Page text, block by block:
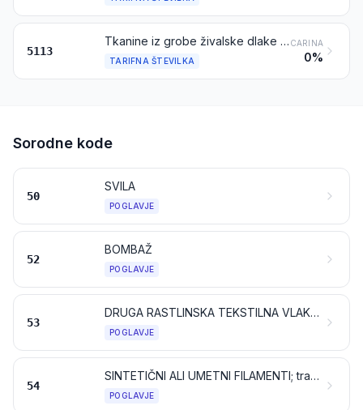
5113
Tkanine iz grobe živalske dlake ali konjske žime
TARIFNA ŠTEVILKA
CARINA
0%
Sorodne kode
50
SVILA
POGLAVJE
52
BOMBAŽ
POGLAVJE
53
DRUGA RASTLINSKA TEKSTILNA VLAKNA; PAPIRNA PREJA IN TKANINE IZ PAPIRNE PREJE
POGLAVJE
54
SINTETIČNI ALI UMETNI FILAMENTI; trakovi in podobno iz sintetičnih ali umetnih tekstilnih materialov
POGLAVJE